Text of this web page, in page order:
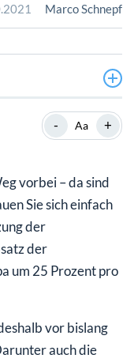
Marco Schnepf
- Aa +
vorbei – da sind
Sie sich einfach
der
der
um 25 Prozent pro
vor bislang
auch die